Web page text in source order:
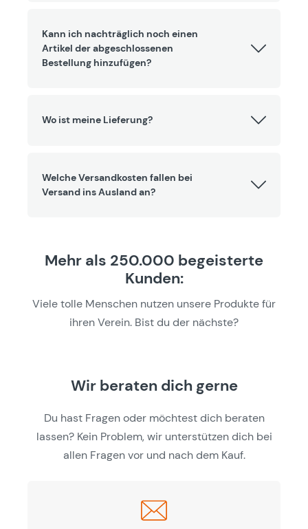
Kann ich nachträglich noch einen
Artikel der abgeschlossenen
Bestellung hinzufügen?
Wo ist meine Lieferung?
Welche Versandkosten fallen bei
Versand ins Ausland an?
Mehr als 250.000 begeisterte
Kunden:
Viele tolle Menschen nutzen unsere Produkte für
ihren Verein. Bist du der nächste?
Wir beraten dich gerne
Du hast Fragen oder möchtest dich beraten
lassen? Kein Problem, wir unterstützen dich bei
allen Fragen vor und nach dem Kauf.